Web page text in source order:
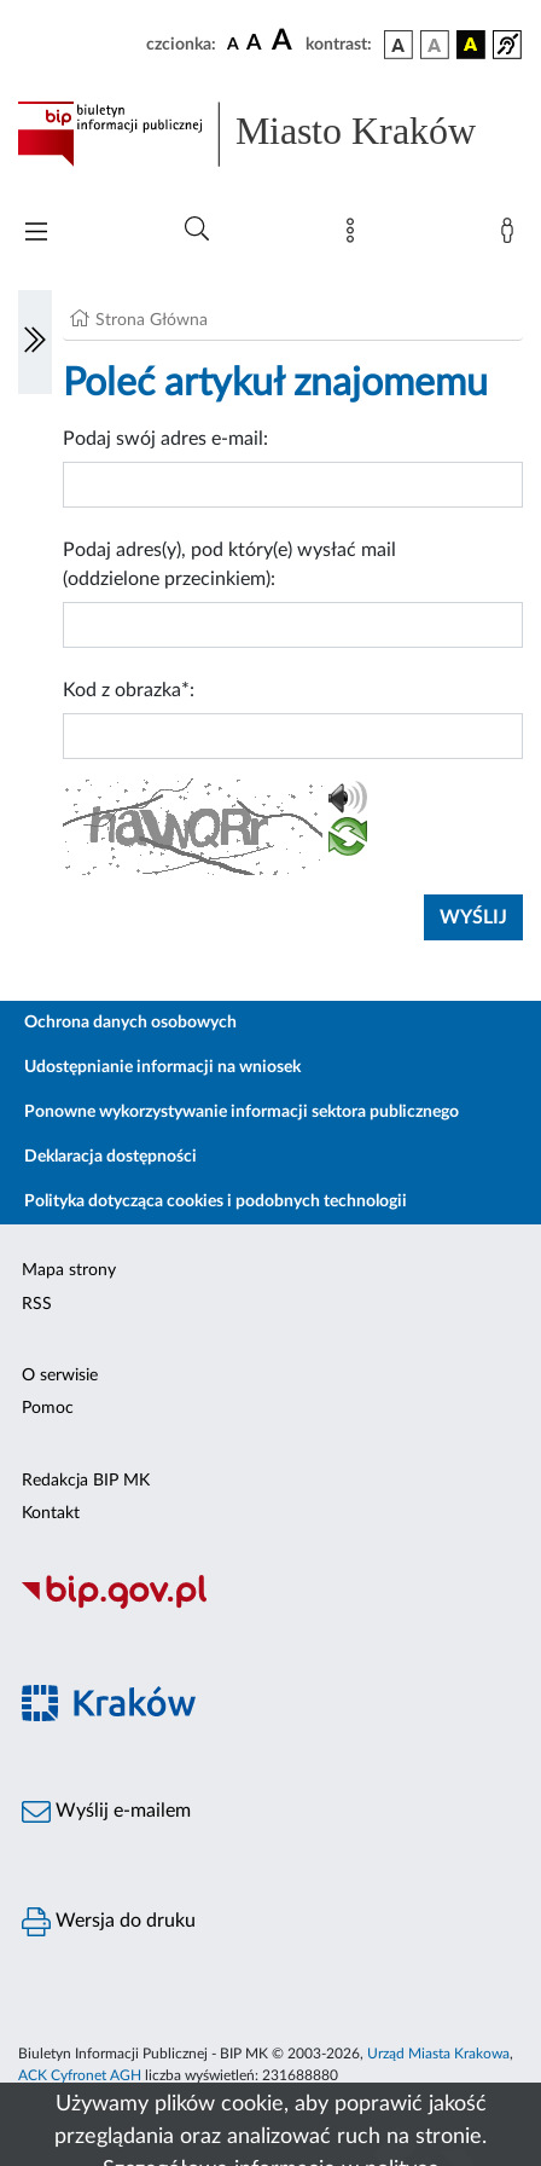
Używamy plików cookie, aby poprawić jakość
przeglądania oraz analizować ruch na stronie.
czcionka: A A A kontrast:
Miasto Kraków
Strona Główna
Poleć artykuł znajomemu
Podaj swój adres e-mail:
Podaj adres(y), pod który(e) wysłać mail
(oddzielone przecinkiem):
Kod z obrazka*:
Ochrona danych osobowych
Udostępnianie informacji na wniosek
Ponowne wykorzystywanie informacji sektora publicznego
Deklaracja dostępności
Polityka dotycząca cookies i podobnych technologii
Mapa strony
RSS
O serwisie
Pomoc
Redakcja BIP MK
Kontakt
Wyślij e-mailem
Wersja do druku
Biuletyn Informacji Publicznej - BIP MK © 2003-2026, Urząd Miasta Krakowa,
ACK Cyfronet AGH
liczba wyświetleń: 231688880